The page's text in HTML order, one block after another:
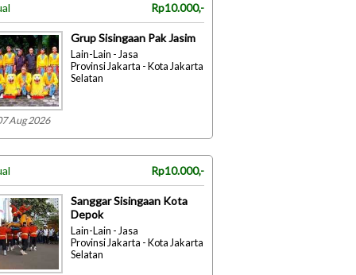
Rp10.000,-
Aug 2026
Grup Sisingaan Pak Jasim
Lain-Lain - Jasa
Provinsi Jakarta - Kota Jakarta
Selatan
Rp10.000,-
Sanggar Sisingaan Kota
Depok
Lain-Lain - Jasa
Provinsi Jakarta - Kota Jakarta
Selatan